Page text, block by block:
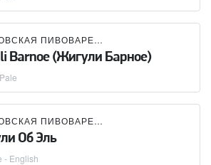
МОСКОВСКАЯ ПИВОВАРЕННАЯ КОМПАНИЯ (МПК)
Barnoe (Жигули Барное)
МОСКОВСКАЯ ПИВОВАРЕННАЯ КОМПАНИЯ (МПК)
Об Эль
- English